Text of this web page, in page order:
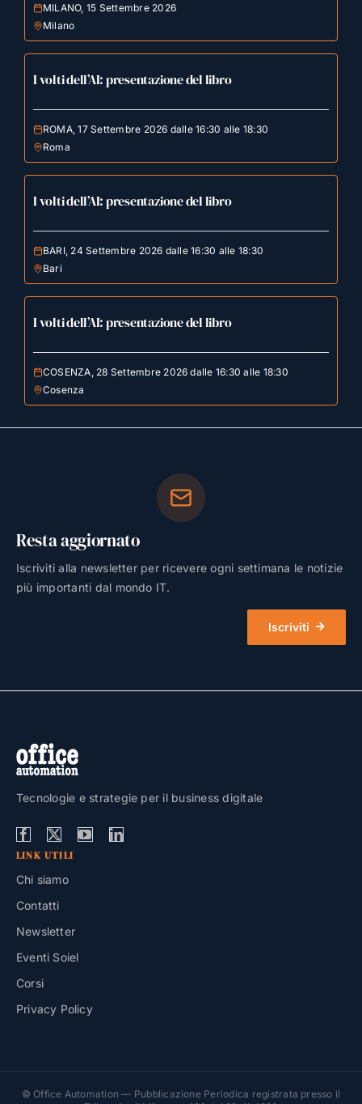
MILANO, 15 Settembre 2026
Milano
I volti dell’AI: presentazione del libro
ROMA, 17 Settembre 2026 dalle 16:30 alle 18:30
Roma
I volti dell’AI: presentazione del libro
BARI, 24 Settembre 2026 dalle 16:30 alle 18:30
Bari
I volti dell’AI: presentazione del libro
COSENZA, 28 Settembre 2026 dalle 16:30 alle 18:30
Cosenza
Resta aggiornato
Iscriviti alla newsletter per ricevere ogni settimana le notizie
più importanti dal mondo IT.
Iscriviti
Tecnologie e strategie per il business digitale
LINK UTILI
Chi siamo
Contatti
Newsletter
Eventi Soiel
Corsi
Privacy Policy
© Office Automation — Pubblicazione Periodica registrata presso il